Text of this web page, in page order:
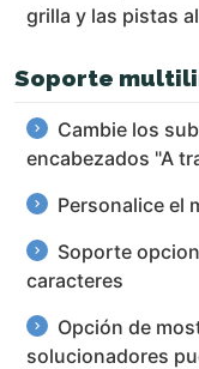
grilla y las pistas
Soporte
Cambie los
encabezados "A
Personalice el
Soporte
caracteres
Opción de
solucionadores